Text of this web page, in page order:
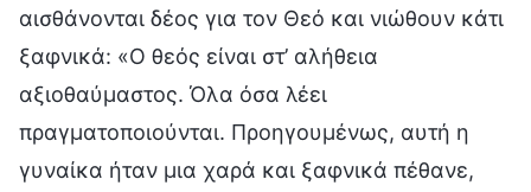
αισθάνονται δέος για τον Θεό και νιώθουν κάτι
ξαφνικά: «Ο θεός είναι στ’ αλήθεια
αξιοθαύμαστος. Όλα όσα λέει
πραγματοποιούνται. Προηγουμένως, αυτή η
γυναίκα ήταν μια χαρά και ξαφνικά πέθανε,